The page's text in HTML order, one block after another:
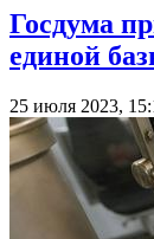
Госдума
единой
25 июля 2023,